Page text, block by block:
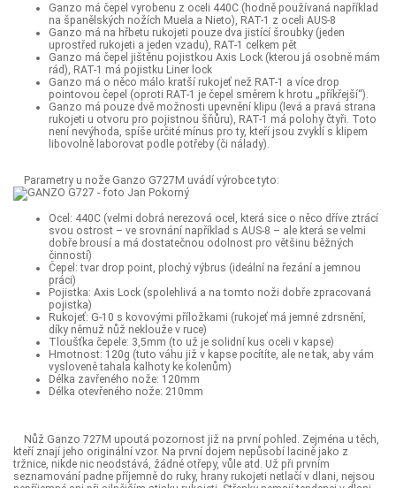
Ganzo má čepel vyrobenu z oceli 440C (hodně používaná například
na španělských nožích Muela a Nieto), RAT-1 z oceli AUS-8
Ganzo má na hřbetu rukojeti pouze dva jistící šroubky (jeden
uprostřed rukojeti a jeden vzadu), RAT-1 celkem pět
Ganzo má čepel jištěnu pojistkou Axis Lock (kterou já osobně mám
rád), RAT-1 má pojistku Liner lock
Ganzo má o něco málo kratší rukojeť než RAT-1 a více drop
pointovou čepel (oproti RAT-1 je čepel směrem k hrotu „příkřejší“).
Ganzo má pouze dvě možnosti upevnění klipu (levá a pravá strana
rukojeti u otvoru pro pojistnou šňůru), RAT-1 má polohy čtyři. Toto
není nevýhoda, spíše určité mínus pro ty, kteří jsou zvyklí s klipem
libovolně laborovat podle potřeby (či nálady).
Parametry u nože Ganzo G727M uvádí výrobce tyto:
Ocel: 440C (velmi dobrá nerezová ocel, která sice o něco dříve ztrácí
svou ostrost – ve srovnání například s AUS-8 – ale která se velmi
dobře brousí a má dostatečnou odolnost pro většinu běžných
činností)
Čepel: tvar drop point, plochý výbrus (ideální na řezání a jemnou
práci)
Pojistka: Axis Lock (spolehlivá a na tomto noži dobře zpracovaná
pojistka)
Rukojeť: G-10 s kovovými příložkami (rukojeť má jemné zdrsnění,
díky němuž nůž neklouže v ruce)
Tloušťka čepele: 3,5mm (to už je solidní kus oceli v kapse)
Hmotnost: 120g (tuto váhu již v kapse pocítíte, ale ne tak, aby vám
vysloveně tahala kalhoty ke kolenům)
Délka zavřeného nože: 120mm
Délka otevřeného nože: 210mm
Nůž Ganzo 727M upoutá pozornost již na první pohled. Zejména u těch,
kteří znají jeho originální vzor. Na první dojem nepůsobí lacině jako z
tržnice, nikde nic neodstává, žádné otřepy, vůle atd. Už při prvním
seznamování padne příjemně do ruky, hrany rukojeti netlačí v dlani, nejsou